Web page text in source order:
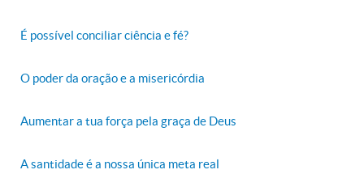
É possível conciliar ciência e fé?
O poder da oração e a misericórdia
Aumentar a tua força pela graça de Deus
A santidade é a nossa única meta real